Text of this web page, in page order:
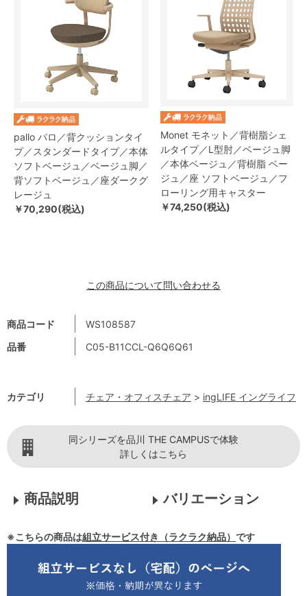
商品コード
WS108587
品番
C05-B11CCL-Q6Q6Q61
カテゴリ チェア・オフィスチェア > ingLIFE イングライフ
pallo パロ／背クッションタイ
プ／スタンダードタイプ／本体
ソフトベージュ／ベージュ脚／
背ソフトベージュ／座ダークグ
レージュ
￥70,290(税込)
Monet モネット／背樹脂シェ
ルタイプ／L型肘／ベージュ脚
／本体ベージュ／背樹脂 ベー
ジュ／座 ソフトベージュ／フ
ローリング用キャスター
￥74,250(税込)
この商品について問い合わせる
同シリーズを品川 THE CAMPUSで体験
詳しくはこちら
商品説明 バリエーション
※こちらの商品は組立サービス付き（ラクラク納品） です